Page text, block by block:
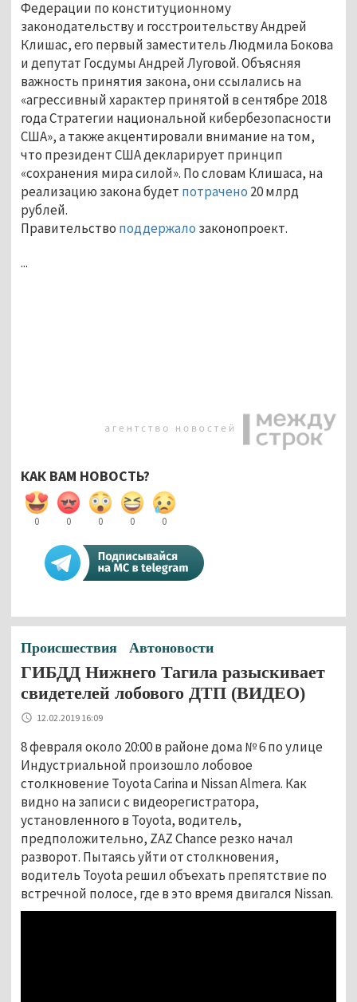
Федерации по конституционному
законодательству и госстроительству Андрей
Клишас, его первый заместитель Людмила Бокова
и депутат Госдумы Андрей Луговой. Объясняя
важность принятия закона, они ссылались на
«агрессивный характер принятой в сентябре 2018
года Стратегии национальной кибербезопасности
США», а также акцентировали внимание на том,
что президент США декларирует принцип
«сохранения мира силой». По словам Клишаса, на
реализацию закона будет потрачено 20 млрд
рублей.
Правительство поддержало законопроект.
...
КАК ВАМ НОВОСТЬ?
0 0 0 0 0
Происшествия Автоновости
ГИБДД Нижнего Тагила разыскивает
свидетелей лобового ДТП (ВИДЕО)
12.02.2019 16:09
8 февраля около 20:00 в районе дома № 6 по улице
Индустриальной произошло лобовое
столкновение Toyota Carina и Nissan Almera. Как
видно на записи с видеорегистратора,
установленного в Toyota, водитель,
предположительно, ZAZ Chance резко начал
разворот. Пытаясь уйти от столкновения,
водитель Toyota решил объехать препятствие по
встречной полосе, где в это время двигался Nissan.